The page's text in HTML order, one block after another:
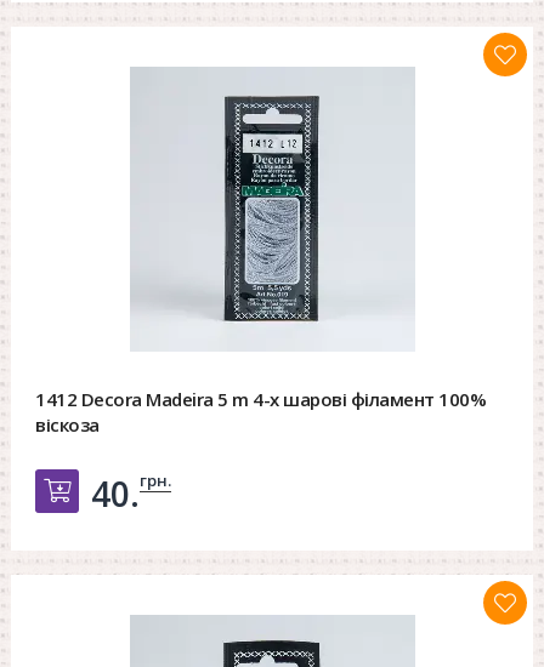
1412 Decora Madeira 5 m 4-х шарові філамент 100%
віскоза
Добавить в корзину
40.грн.